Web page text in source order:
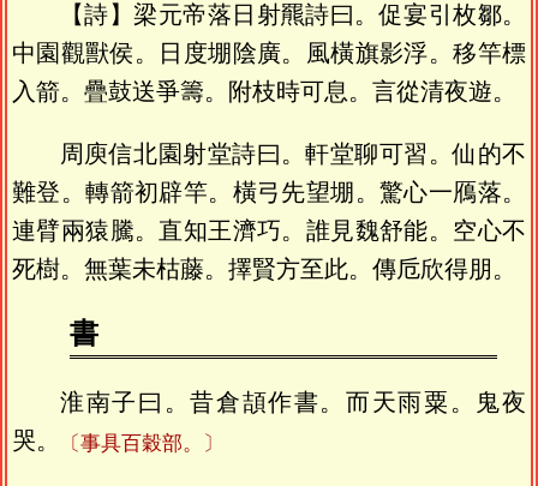
【詩】梁元帝落日射羆詩曰。促宴引枚鄒。
中園觀獸侯。日度堋陰廣。風橫旗影浮。移竿標
入箭。疊鼓送爭籌。附枝時可息。言從清夜遊。
周庾信北園射堂詩曰。軒堂聊可習。仙的不
難登。轉箭初辟竿。橫弓先望堋。驚心一鴈落。
連臂兩猿騰。直知王濟巧。誰見魏舒能。空心不
死樹。無葉未枯藤。擇賢方至此。傳卮欣得朋。
書
淮南子曰。昔倉頡作書。而天雨粟。鬼夜
哭。
〔事具百穀部。〕